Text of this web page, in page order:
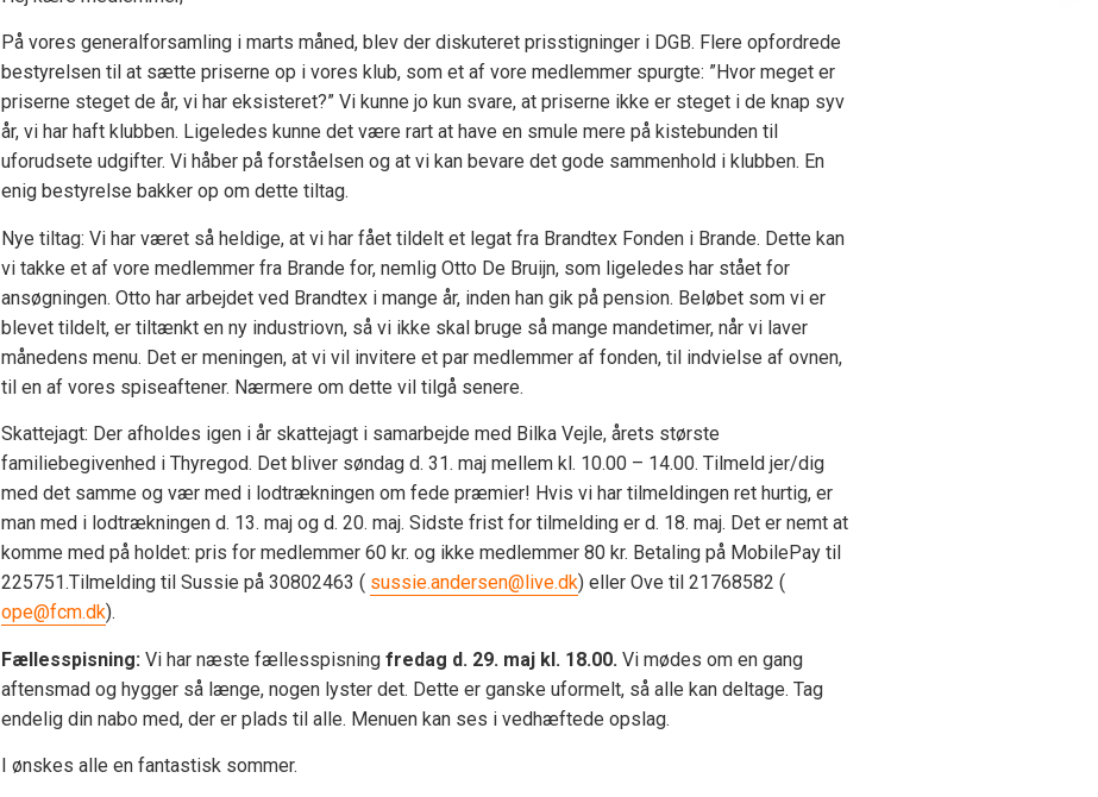
På vores generalforsamling i marts måned, blev der diskuteret prisstigninger i DGB. Flere opfordrede
bestyrelsen til at sætte priserne op i vores klub, som et af vore medlemmer spurgte: ”Hvor meget er
priserne steget de år, vi har eksisteret?” Vi kunne jo kun svare, at priserne ikke er steget i de knap syv
år, vi har haft klubben. Ligeledes kunne det være rart at have en smule mere på kistebunden til
uforudsete udgifter. Vi håber på forståelsen og at vi kan bevare det gode sammenhold i klubben. En
enig bestyrelse bakker op om dette tiltag.
Nye tiltag: Vi har været så heldige, at vi har fået tildelt et legat fra Brandtex Fonden i Brande. Dette kan
vi takke et af vore medlemmer fra Brande for, nemlig Otto De Bruijn, som ligeledes har stået for
ansøgningen. Otto har arbejdet ved Brandtex i mange år, inden han gik på pension. Beløbet som vi er
blevet tildelt, er tiltænkt en ny industriovn, så vi ikke skal bruge så mange mandetimer, når vi laver
månedens menu. Det er meningen, at vi vil invitere et par medlemmer af fonden, til indvielse af ovnen,
til en af vores spiseaftener. Nærmere om dette vil tilgå senere.
Skattejagt: Der afholdes igen i år skattejagt i samarbejde med Bilka Vejle, årets største
familiebegivenhed i Thyregod. Det bliver søndag d. 31. maj mellem kl. 10.00 – 14.00. Tilmeld jer/dig
med det samme og vær med i lodtrækningen om fede præmier! Hvis vi har tilmeldingen ret hurtig, er
man med i lodtrækningen d. 13. maj og d. 20. maj. Sidste frist for tilmelding er d. 18. maj. Det er nemt at
komme med på holdet: pris for medlemmer 60 kr. og ikke medlemmer 80 kr. Betaling på MobilePay til
225751.Tilmelding til Sussie på 30802463 ( sussie.andersen@live.dk) eller Ove til 21768582 (
ope@fcm.dk).
Fællesspisning: Vi har næste fællesspisning fredag d. 29. maj kl. 18.00. Vi mødes om en gang
aftensmad og hygger så længe, nogen lyster det. Dette er ganske uformelt, så alle kan deltage. Tag
endelig din nabo med, der er plads til alle. Menuen kan ses i vedhæftede opslag.
I ønskes alle en fantastisk sommer.